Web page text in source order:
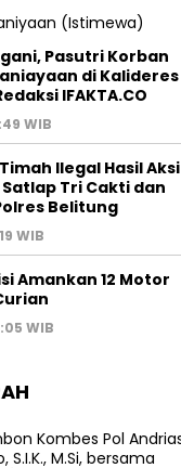
Pasutri Korban
di Kalideres
IFAKTA.CO
WIB
Ilegal Hasil Aksi
Tri Cakti dan
Belitung
WIB
Amankan 12 Motor
WIB